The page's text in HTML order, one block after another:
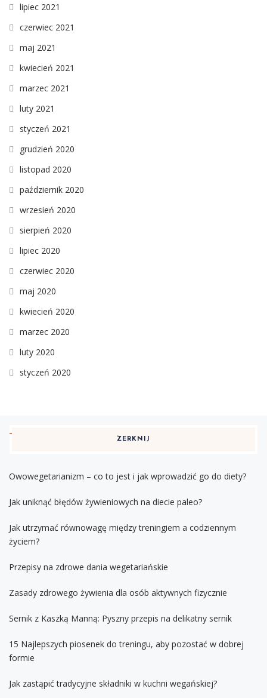
lipiec 2021
czerwiec 2021
maj 2021
kwiecień 2021
marzec 2021
luty 2021
styczeń 2021
grudzień 2020
listopad 2020
październik 2020
wrzesień 2020
sierpień 2020
lipiec 2020
czerwiec 2020
maj 2020
kwiecień 2020
marzec 2020
luty 2020
styczeń 2020
ZERKNIJ
Owowegetarianizm – co to jest i jak wprowadzić go do diety?
Jak uniknąć błędów żywieniowych na diecie paleo?
Jak utrzymać równowagę między treningiem a codziennym
życiem?
Przepisy na zdrowe dania wegetariańskie
Zasady zdrowego żywienia dla osób aktywnych fizycznie
Sernik z Kaszką Manną: Pyszny przepis na delikatny sernik
15 Najlepszych piosenek do treningu, aby pozostać w dobrej
formie
Jak zastąpić tradycyjne składniki w kuchni wegańskiej?